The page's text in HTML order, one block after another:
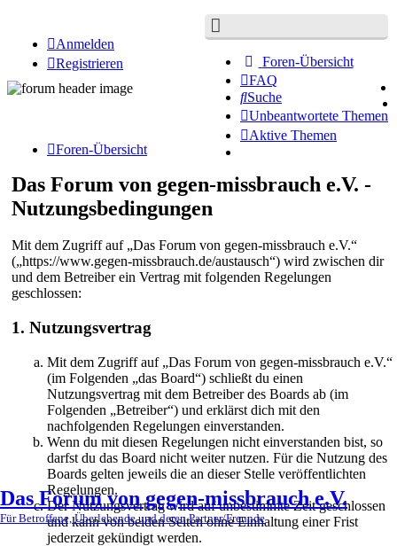
Foren-Übersicht
FAQ
Suche
Unbeantwortete Themen
Aktive Themen
Anmelden
Registrieren
Das Forum von gegen-missbrauch e.V.
Für Betroffene, Überlebende und deren Partner/Freunde
Foren-Übersicht
Das Forum von gegen-missbrauch e.V. -
Nutzungsbedingungen
Mit dem Zugriff auf „Das Forum von gegen-missbrauch e.V.“
(„https://www.gegen-missbrauch.de/austausch“) wird zwischen dir
und dem Betreiber ein Vertrag mit folgenden Regelungen
geschlossen:
1. Nutzungsvertrag
Mit dem Zugriff auf „Das Forum von gegen-missbrauch e.V.“
(im Folgenden „das Board“) schließt du einen
Nutzungsvertrag mit dem Betreiber des Boards ab (im
Folgenden „Betreiber“) und erklärst dich mit den
nachfolgenden Regelungen einverstanden.
Wenn du mit diesen Regelungen nicht einverstanden bist, so
darfst du das Board nicht weiter nutzen. Für die Nutzung des
Boards gelten jeweils die an dieser Stelle veröffentlichten
Regelungen.
Der Nutzungsvertrag wird auf unbestimmte Zeit geschlossen
und kann von beiden Seiten ohne Einhaltung einer Frist
jederzeit gekündigt werden.